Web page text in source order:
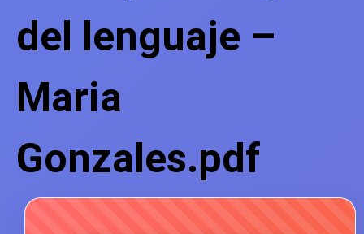
del lenguaje –
Maria
Gonzales.pdf